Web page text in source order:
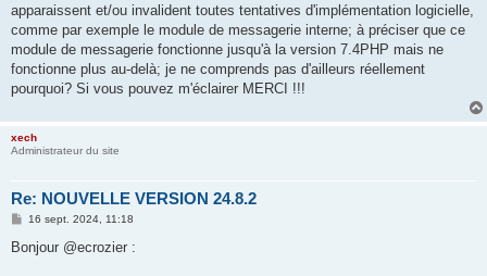
apparaissent et/ou invalident toutes tentatives d'implémentation logicielle,
comme par exemple le module de messagerie interne; à préciser que ce
module de messagerie fonctionne jusqu'à la version 7.4PHP mais ne
fonctionne plus au-delà; je ne comprends pas d'ailleurs réellement
pourquoi? Si vous pouvez m'éclairer MERCI !!!
xech
Administrateur du site
Re: NOUVELLE VERSION 24.8.2
M
s
16 sept. 2024, 11:18
Bonjour @ecrozier :